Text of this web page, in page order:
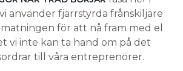
använder fjärrstyrda frånskiljare
för att nå fram med el
vi inte kan ta hand om på det
till våra entreprenörer.